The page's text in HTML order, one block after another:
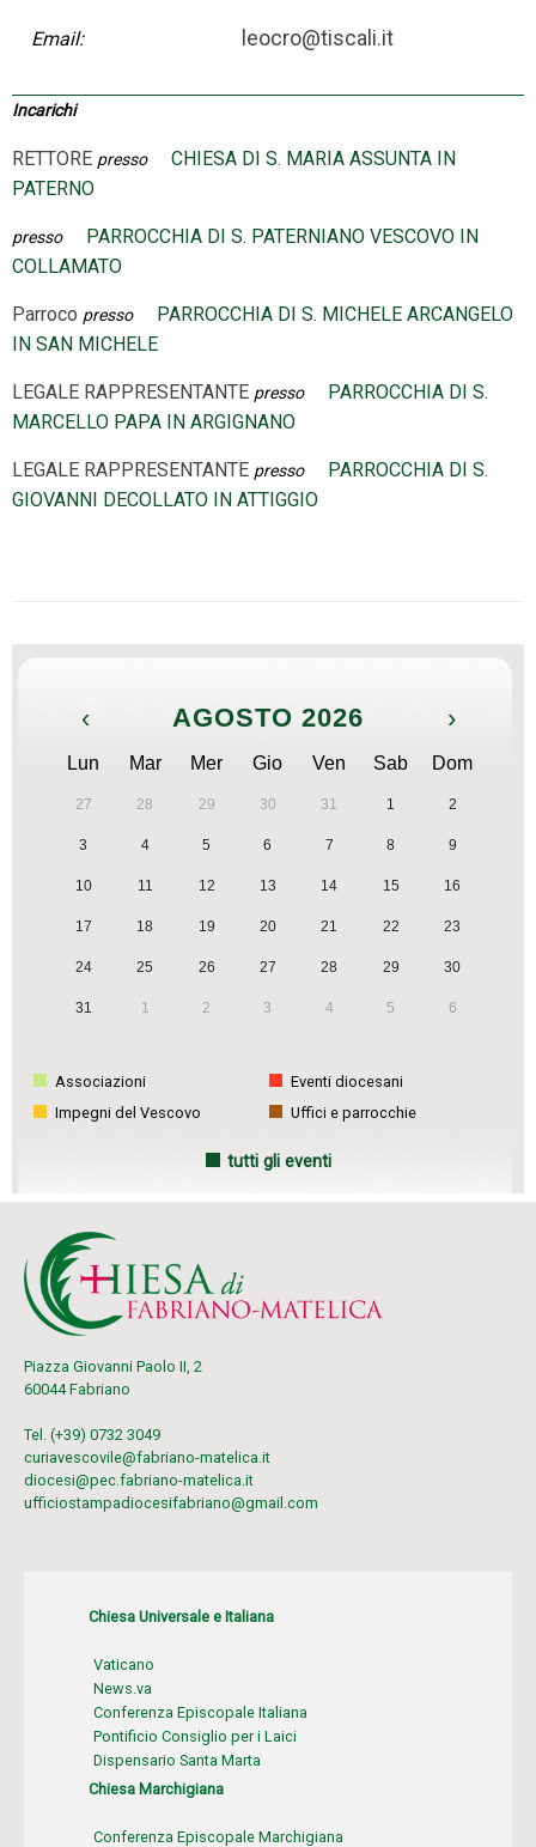
Email: leocro@tiscali.it
Incarichi
RETTORE presso
CHIESA DI S. MARIA ASSUNTA IN
PATERNO
presso
PARROCCHIA DI S. PATERNIANO VESCOVO IN
COLLAMATO
Parroco presso
PARROCCHIA DI S. MICHELE ARCANGELO
IN SAN MICHELE
LEGALE RAPPRESENTANTE presso
PARROCCHIA DI S.
MARCELLO PAPA IN ARGIGNANO
LEGALE RAPPRESENTANTE presso
PARROCCHIA DI S.
GIOVANNI DECOLLATO IN ATTIGGIO
‹ AGOSTO 2026 ›
Lun Mar Mer Gio Ven Sab Dom
27 28 29 30 31 1 2
3 4 5 6 7 8 9
10 11 12 13 14 15 16
17 18 19 20 21 22 23
24 25 26 27 28 29 30
31 1 2 3 4 5 6
Associazioni
Eventi diocesani
Impegni del Vescovo
Uffici e parrocchie
tutti gli eventi
Piazza Giovanni Paolo II, 2
60044 Fabriano
Tel. (+39) 0732 3049
curiavescovile@fabriano-matelica.it
diocesi@pec.fabriano-matelica.it
ufficiostampadiocesifabriano@gmail.com
Chiesa Universale e Italiana
Vaticano
News.va
Conferenza Episcopale Italiana
Pontificio Consiglio per i Laici
Dispensario Santa Marta
Chiesa Marchigiana
Conferenza Episcopale Marchigiana